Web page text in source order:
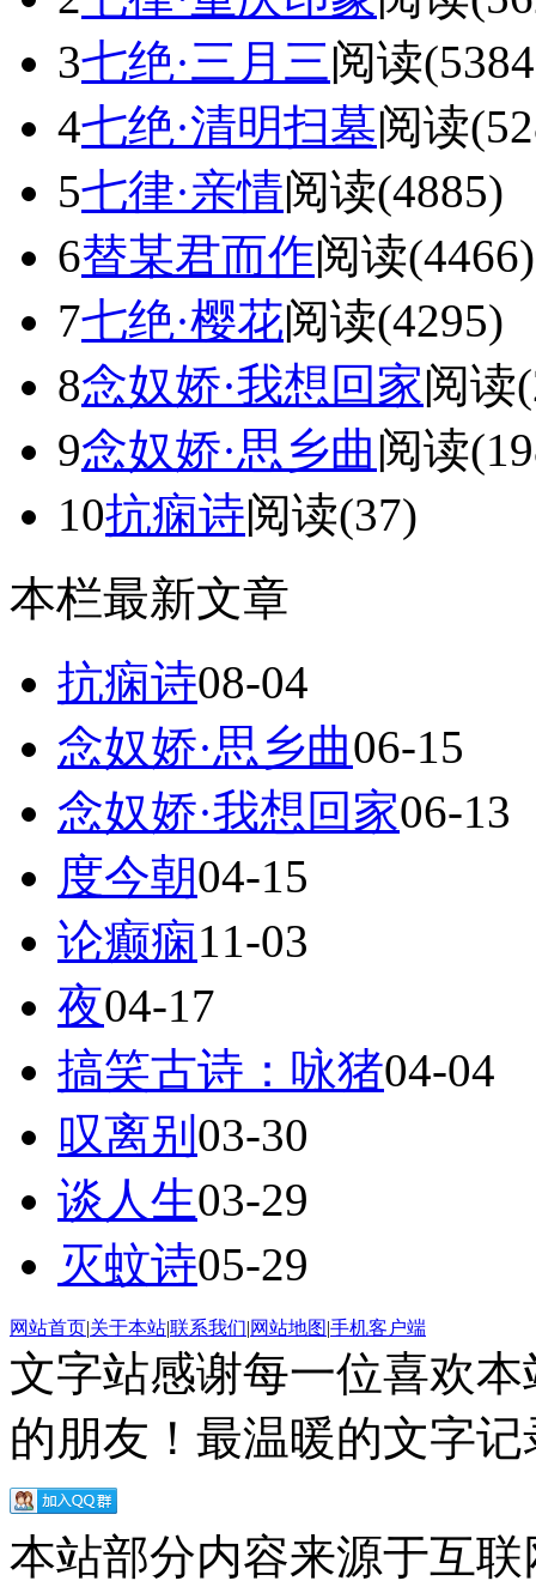
3七绝·三月三阅读
4七绝·清明扫墓阅读
5七律·亲情阅读(4885)
6替某君而作阅读(4466)
7七绝·樱花阅读(4295)
8念奴娇·我想回家阅读
9念奴娇·思乡曲阅读
10抗痫诗阅读(37)
本栏最新文章
抗痫诗08-04
念奴娇·思乡曲06-15
念奴娇·我想回家06-13
度今朝04-15
论癫痫11-03
夜04-17
搞笑古诗：咏猪04-04
叹离别 03-30
谈人生03-29
灭蚊诗05-29
网站首页|关于本站|联系我们|网站地图|手机客户端
文字站感谢每一位喜欢
的朋友！最温暖的文字
本站部分内容来源于互